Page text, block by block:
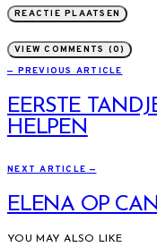
VIEW COMMENTS (0)
— PREVIOUS ARTICLE
EERSTE
HELPEN
NEXT ARTICLE —
ELENA OP
YOU MAY ALSO LIKE